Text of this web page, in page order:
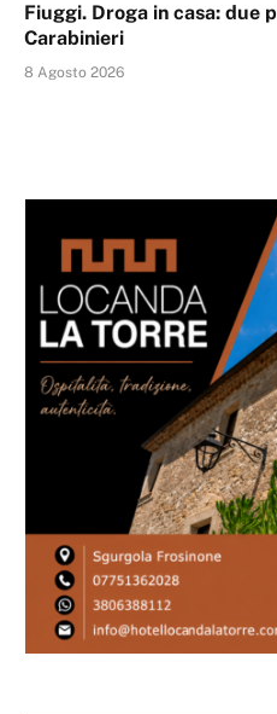
Fiuggi. Droga in casa: due
Carabinieri
8 Agosto 2026